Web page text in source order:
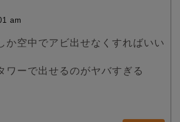
am
か空中でアビ出せなくすればいい
ワーで出せるのがヤバすぎる